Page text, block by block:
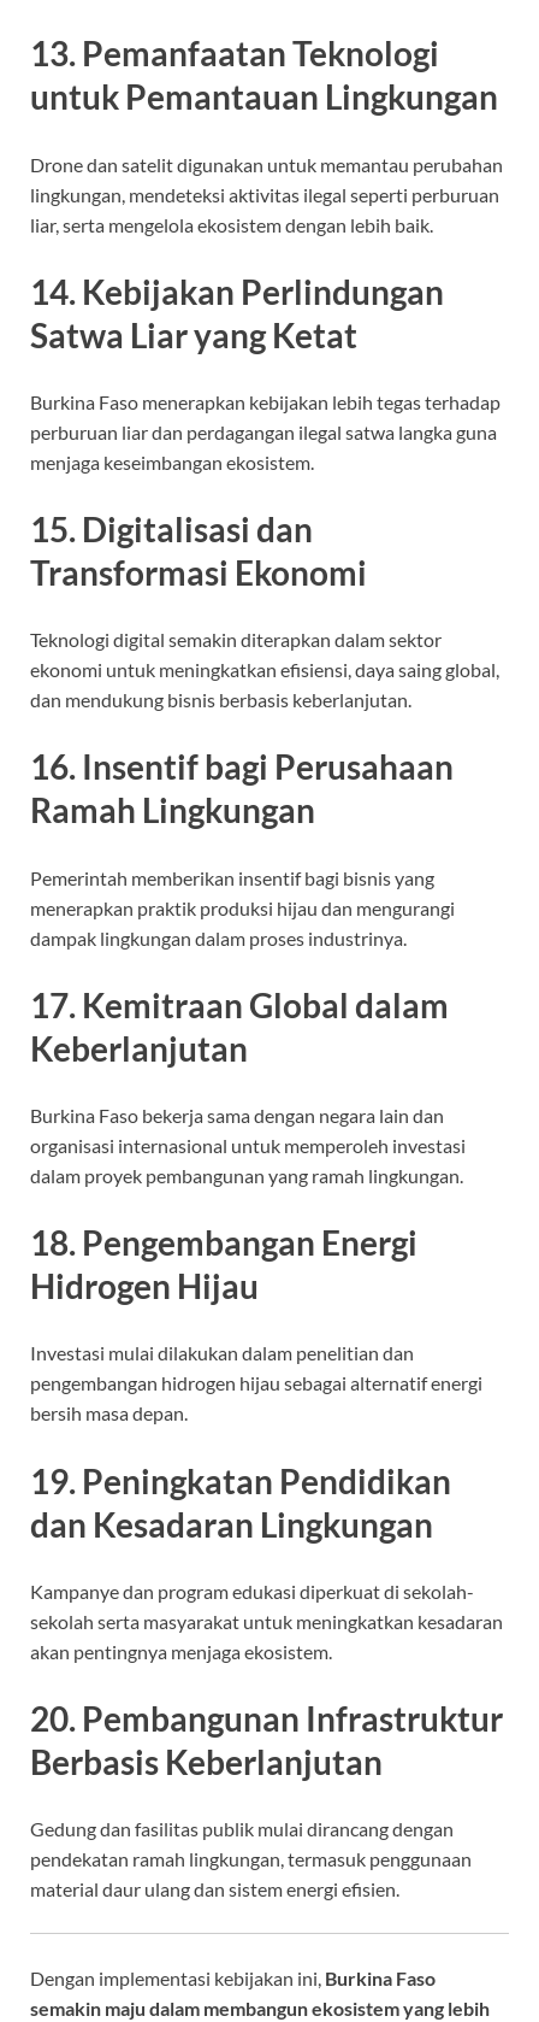
13. Pemanfaatan Teknologi
untuk Pemantauan Lingkungan
Drone dan satelit digunakan untuk memantau perubahan
lingkungan, mendeteksi aktivitas ilegal seperti perburuan
liar, serta mengelola ekosistem dengan lebih baik.
14. Kebijakan Perlindungan
Satwa Liar yang Ketat
Burkina Faso menerapkan kebijakan lebih tegas terhadap
perburuan liar dan perdagangan ilegal satwa langka guna
menjaga keseimbangan ekosistem.
15. Digitalisasi dan
Transformasi Ekonomi
Teknologi digital semakin diterapkan dalam sektor
ekonomi untuk meningkatkan efisiensi, daya saing global,
dan mendukung bisnis berbasis keberlanjutan.
16. Insentif bagi Perusahaan
Ramah Lingkungan
Pemerintah memberikan insentif bagi bisnis yang
menerapkan praktik produksi hijau dan mengurangi
dampak lingkungan dalam proses industrinya.
17. Kemitraan Global dalam
Keberlanjutan
Burkina Faso bekerja sama dengan negara lain dan
organisasi internasional untuk memperoleh investasi
dalam proyek pembangunan yang ramah lingkungan.
18. Pengembangan Energi
Hidrogen Hijau
Investasi mulai dilakukan dalam penelitian dan
pengembangan hidrogen hijau sebagai alternatif energi
bersih masa depan.
19. Peningkatan Pendidikan
dan Kesadaran Lingkungan
Kampanye dan program edukasi diperkuat di sekolah-
sekolah serta masyarakat untuk meningkatkan kesadaran
akan pentingnya menjaga ekosistem.
20. Pembangunan Infrastruktur
Berbasis Keberlanjutan
Gedung dan fasilitas publik mulai dirancang dengan
pendekatan ramah lingkungan, termasuk penggunaan
material daur ulang dan sistem energi efisien.
Dengan implementasi kebijakan ini, Burkina Faso
semakin maju dalam membangun ekosistem yang lebih